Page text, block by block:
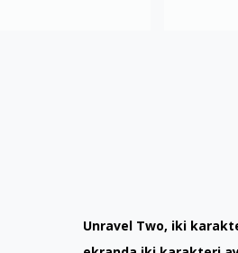
Unravel Two, iki